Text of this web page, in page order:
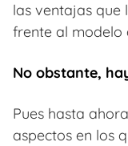
las ventajas que
frente al modelo
No obstante,
Pues hasta
aspectos en los